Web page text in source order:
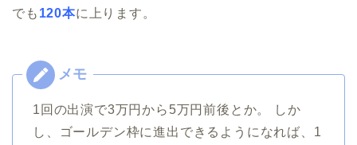
でも 120本に上ります。
1回の出演で3万円から5万円前後とか。 しか
し、ゴールデン枠に進出できるようになれば、1